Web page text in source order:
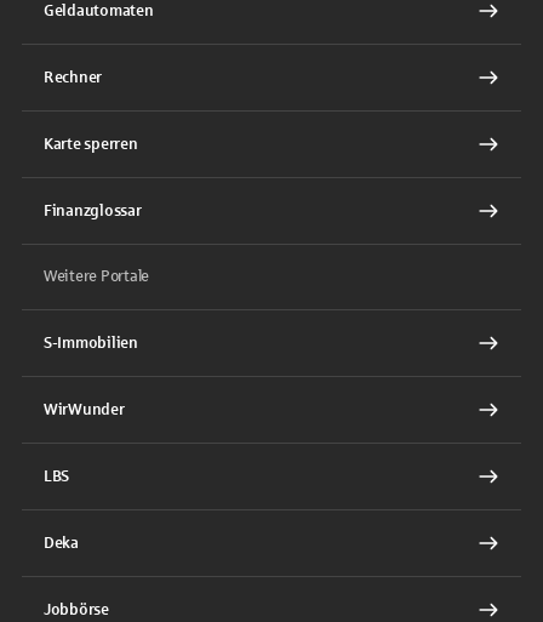
Geldautomaten
Rechner
Karte sperren
Finanzglossar
Weitere Portale
S-Immobilien
WirWunder
LBS
Deka
Jobbörse